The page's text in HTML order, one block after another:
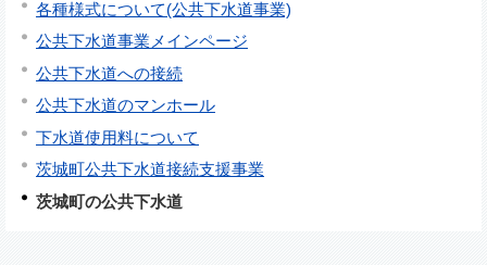
各種様式について(公共下水道事業)
公共下水道事業メインページ
公共下水道への接続
公共下水道のマンホール
下水道使用料について
茨城町公共下水道接続支援事業
茨城町の公共下水道